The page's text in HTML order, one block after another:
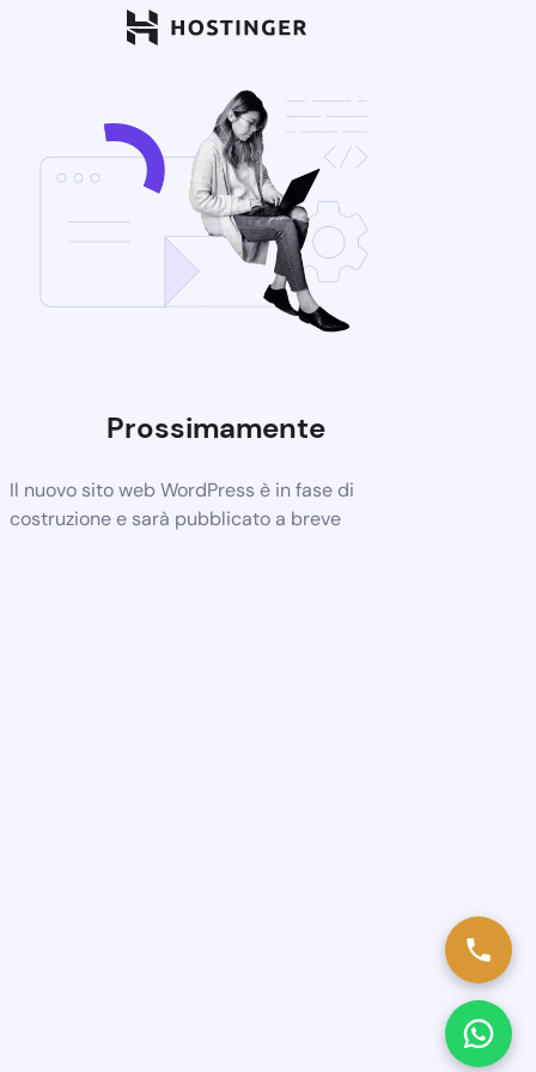
Prossimamente
Il nuovo sito web WordPress è in fase di
costruzione e sarà pubblicato a breve